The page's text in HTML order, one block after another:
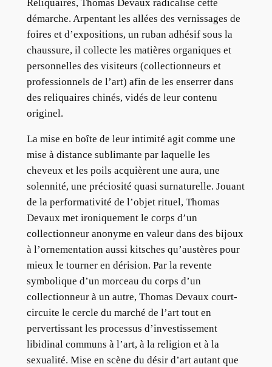
Reliquaires, Thomas Devaux radicalise cette
démarche. Arpentant les allées des vernissages de
foires et d’expositions, un ruban adhésif sous la
chaussure, il collecte les matières organiques et
personnelles des visiteurs (collectionneurs et
professionnels de l’art) afin de les enserrer dans
des reliquaires chinés, vidés de leur contenu
originel.
La mise en boîte de leur intimité agit comme une
mise à distance sublimante par laquelle les
cheveux et les poils acquièrent une aura, une
solennité, une préciosité quasi surnaturelle. Jouant
de la performativité de l’objet rituel, Thomas
Devaux met ironiquement le corps d’un
collectionneur anonyme en valeur dans des bijoux
à l’ornementation aussi kitsches qu’austères pour
mieux le tourner en dérision. Par la revente
symbolique d’un morceau du corps d’un
collectionneur à un autre, Thomas Devaux court-
circuite le cercle du marché de l’art tout en
pervertissant les processus d’investissement
libidinal communs à l’art, à la religion et à la
sexualité. Mise en scène du désir d’art autant que